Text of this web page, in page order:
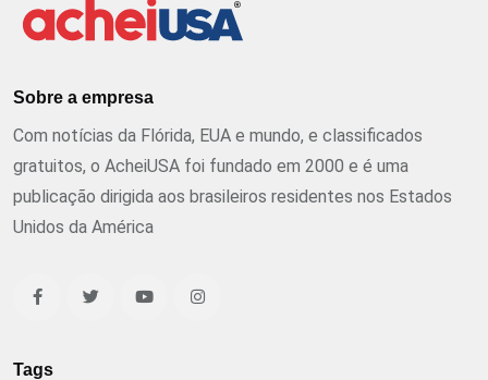
Sobre a empresa
Com notícias da Flórida, EUA e mundo, e classificados
gratuitos, o AcheiUSA foi fundado em 2000 e é uma
publicação dirigida aos brasileiros residentes nos Estados
Unidos da América
Tags